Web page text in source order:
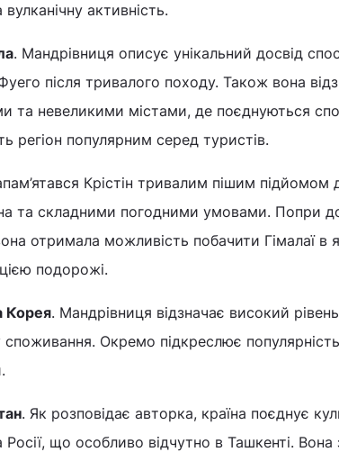
активність.
. Мандрівниця описує унікальний досвід
після тривалого походу. Також вона
та невеликими містами, де поєднуються
регіон популярним серед туристів.
Крістін тривалим пішим підйомом
та складними погодними умовами. Попри
отримала можливість побачити Гімалаї в
подорожі.
Корея. Мандрівниця відзначає високий
споживання. Окремо підкреслює
. Як розповідає авторка, країна поєднує
що особливо відчутно в Ташкенті. Вона